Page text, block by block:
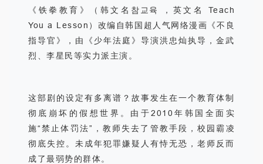
《铁拳教育》（韩文名 참교육 ，英文名
Teach
You a Lesson ）改编自韩国超人气网络漫画《不良
指导官》，由《少年法庭》导演洪忠灿执导，金武
烈、李星民等实力派主演。
这部剧的设定有多离谱？故事发生在一个教育体制
彻底崩坏的假想世界。由于2010 年韩国全面实
施“禁止体罚法” ，教师失去了管教手段，校园霸凌
彻底失控。未成年犯罪嫌疑人有恃无恐，老师反而
成了最弱势的群体。